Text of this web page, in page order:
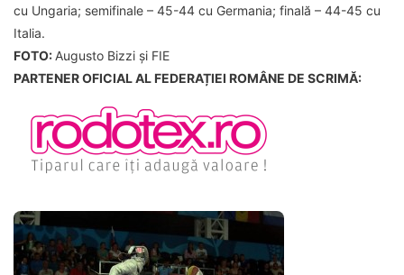
cu Ungaria; semifinale – 45-44 cu Germania; finală – 44-45 cu
Italia.
FOTO: Augusto Bizzi și FIE
PARTENER OFICIAL AL FEDERAȚIEI ROMÂNE DE SCRIMĂ: